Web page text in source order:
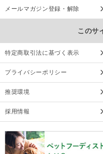
メールマガジン登録・解除
このサ
特定商取引法に基づく表示
プライバシーポリシー
推奨環境
採用情報